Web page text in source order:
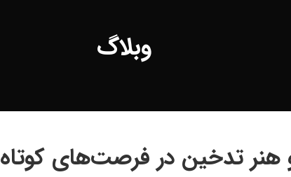
وبلاگ
تدخین در فرصت‌های کوتاه